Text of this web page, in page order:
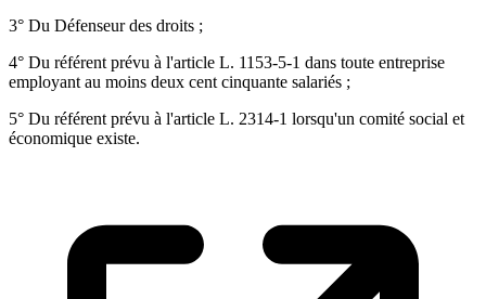
3° Du Défenseur des droits ;
4° Du référent prévu à l'article L. 1153-5-1 dans toute entreprise
employant au moins deux cent cinquante salariés ;
5° Du référent prévu à l'article L. 2314-1 lorsqu'un comité social et
économique existe.